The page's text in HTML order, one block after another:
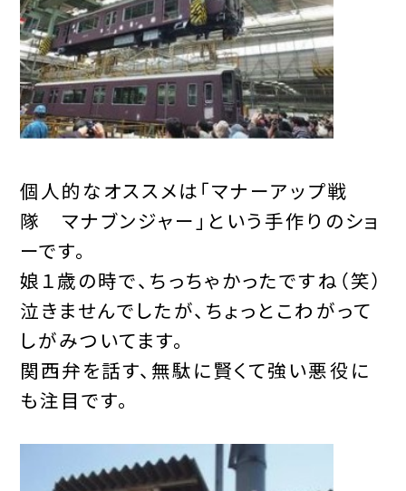
個人的なオススメは「マナーアップ戦
隊 マナブンジャー」という手作りのショ
ーです。
娘１歳の時で、ちっちゃかったですね（笑）
泣きませんでしたが、ちょっとこわがって
しがみついてます。
関西弁を話す、無駄に賢くて強い悪役に
も注目です。